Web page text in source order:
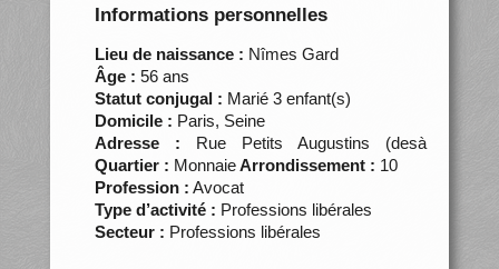
Informations personnelles
Lieu de naissance : Nîmes Gard
Âge : 56 ans
Statut conjugal : Marié 3 enfant(s)
Domicile : Paris, Seine
Adresse : Rue Petits Augustins (desà
Quartier : MonnaieArrondissement : 10
Profession : Avocat
Type d’activité : Professions libérales
Secteur : Professions libérales